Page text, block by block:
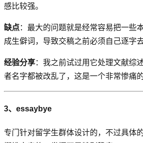
感比较强。
缺点：最大的问题就是经常容易把一些
成生僻词，导致交稿之前必须自己逐字
经验分享：我之前试过用它处理文献综
者名字都被改乱了，这是一个非常惨痛
3、essaybye
专门针对留学生群体设计的，不过具体